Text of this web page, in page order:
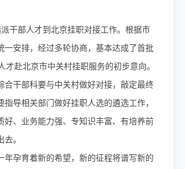
干部人才到北京挂职对接工作。根据市
一安排，经过多轮协商，基本达成了首批
才赴北京市中关村挂职服务的初步意向。
合干部科要与中关村做好对接，敲定最终
指导相关部门做好挂职人选的遴选工作，
好、业务能力强、专知识丰富、有培养前
。
年孕育着新的希望，新的征程将谱写新的